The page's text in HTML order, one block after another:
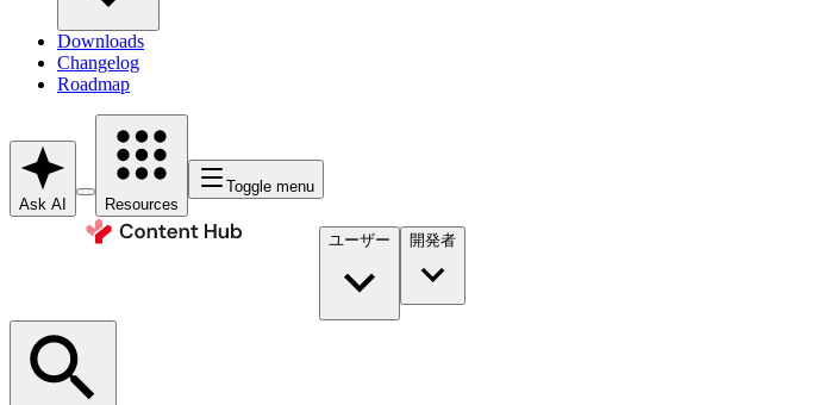
Downloads
Changelog
Roadmap
Ask AI Resources
Toggle menu
ユーザー 開発者​